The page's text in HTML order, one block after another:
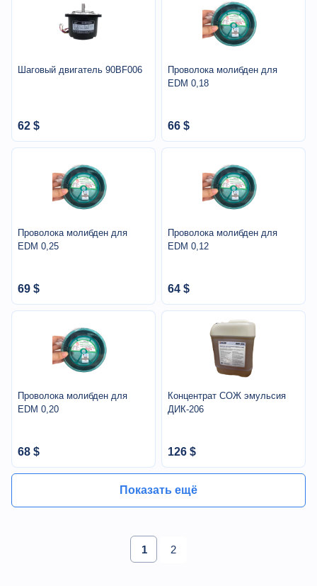
Шаговый двигатель 90BF006
62 $
Проволока молибден для
EDM 0,25
69 $
Проволока молибден для
EDM 0,20
68 $
Проволока молибден для
EDM 0,18
66 $
Проволока молибден для
EDM 0,12
64 $
Концентрат СОЖ эмульсия
ДИК-206
126 $
Показать ещё
1 2